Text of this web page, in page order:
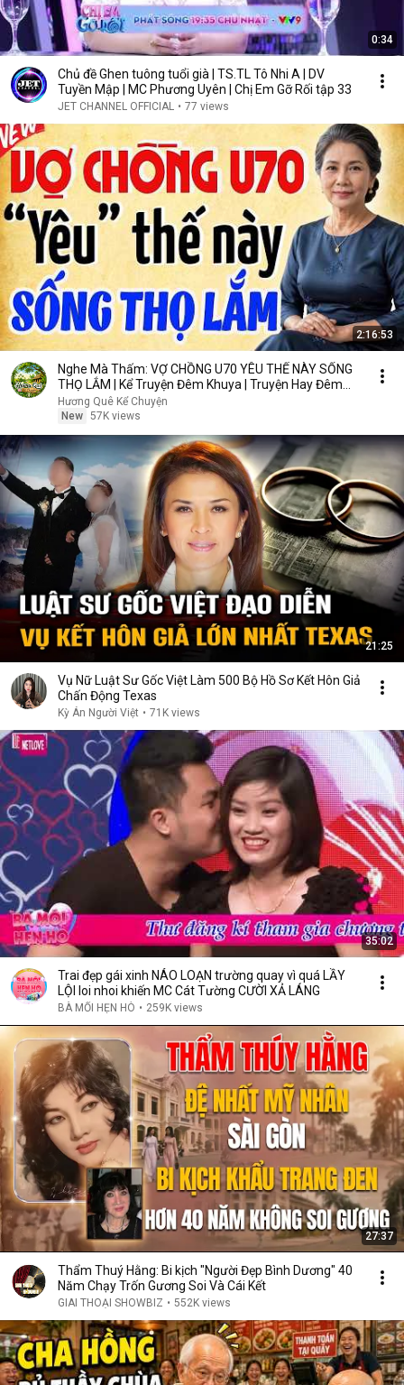
0:34
Chủ đề Ghen tuông tuổi già | TS.TL Tô Nhi A | DV
Tuyền Mập | MC Phương Uyên | Chị Em Gỡ Rối tập 33
JET CHANNEL OFFICIAL • 77 views
2:16:53
Nghe Mà Thấm: VỢ CHỒNG U70 YÊU THẾ NÀY SỐNG
THỌ LẮM | Kể Truyện Đêm Khuya | Truyện Hay Đêm
Khuya
Hương Quê Kể Chuyện
New 57K views
21:25
Vụ Nữ Luật Sư Gốc Việt Làm 500 Bộ Hồ Sơ Kết Hôn Giả
Chấn Động Texas
Kỳ Án Người Việt • 71K views
35:02
Trai đẹp gái xinh NÁO LOẠN trường quay vì quá LẦY
LỘI loi nhoi khiến MC Cát Tường CƯỜI XẢ LÁNG
BÀ MỐI HẸN HÒ • 259K views
27:37
Thẩm Thuý Hằng: Bi kịch "Người Đẹp Bình Dương" 40
Năm Chạy Trốn Gương Soi Và Cái Kết
GIAI THOẠI SHOWBIZ • 552K views